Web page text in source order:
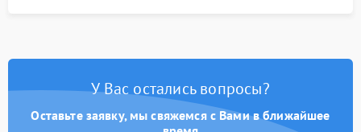
У Вас остались вопросы?
Оставьте заявку, мы свяжемся с Вами в ближайшее